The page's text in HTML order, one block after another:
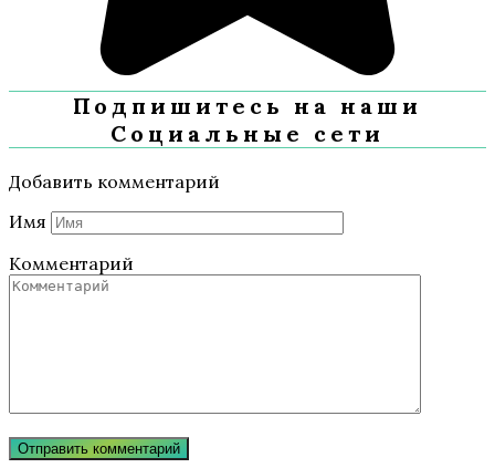
Подпишитесь на наши
Социальные сети
Добавить комментарий
Имя
Комментарий